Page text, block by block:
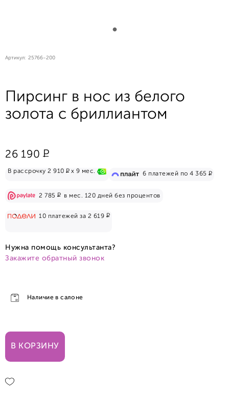
Артикул: 25766-200
Пирсинг в нос из белого
золота с бриллиантом
26 190 Р
В рассрочку 2 910 Рx 9 мес. 6 платежей по 4 365 Р
2 785 Рв мес. 120 дней без процентов
10 платежей за 2 619 Р
Нужна помощь консультанта?
Закажите обратный звонок
Наличие в салоне
В КОРЗИНУ